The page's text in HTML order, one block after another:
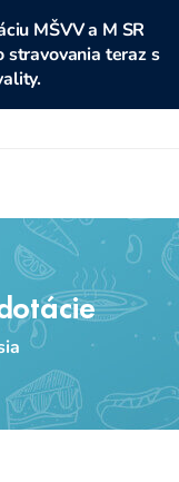
MŠVV a M SR
stravovania teraz s